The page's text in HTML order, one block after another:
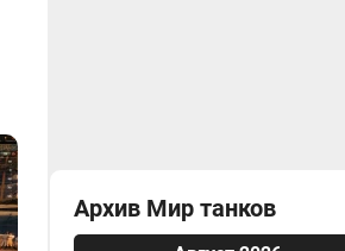
Архив Мир танков